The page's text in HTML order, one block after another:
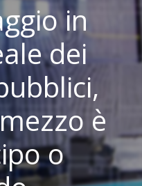
in
dei
è
o